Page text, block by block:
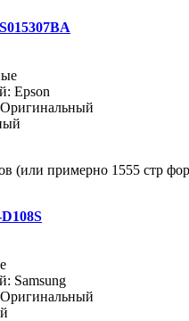
Epson
(или примерно 1555 стр
Samsung